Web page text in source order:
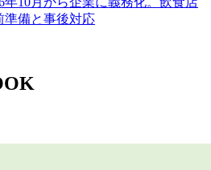
準備と事後対応